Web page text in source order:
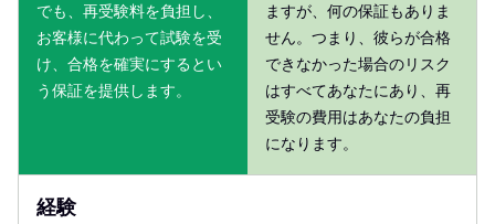
でも、再受験料を負担し、
お客様に代わって試験を受
け、合格を確実にするとい
う保証を提供します。
ますが、何の保証もありま
せん。つまり、彼らが合格
できなかった場合のリスク
はすべてあなたにあり、再
受験の費用はあなたの負担
になります。
経験